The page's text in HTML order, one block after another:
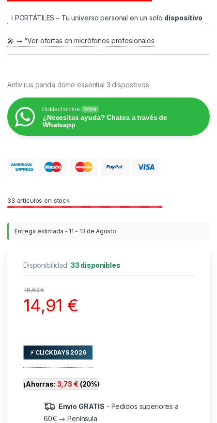
ℹ️ PORTÁTILES – Tu universo personal en un solo dispositivo
🎤 → “Ver ofertas en micrófonos profesionales
Antivirus panda dome essential 3 dispositivos
clicktechonline Online
¿Necesitas ayuda? Chatea a través de
Whatsapp
33 artículos en stock
Entrega estimada - 11 - 13 de Agosto
Disponibilidad: 33 disponibles
18,63€
14,91 €
⚡ CLICKDAYS 2026
¡Ahorras: 3,73 € (20%)
Envío GRATIS - Pedidos superiores a
60€ → Península